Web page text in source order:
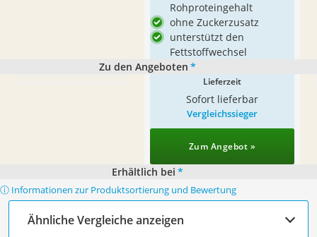
Rohproteingehalt
ohne Zuckerzusatz
unterstützt den
Fettstoffwechsel
Zu den Angeboten *
Lieferzeit
Sofort lieferbar
Vergleichssieger
Zum Angebot »
Erhältlich bei *
ⓘ Informationen zur Produktsortierung und Bewertung
Ähnliche Vergleiche anzeigen